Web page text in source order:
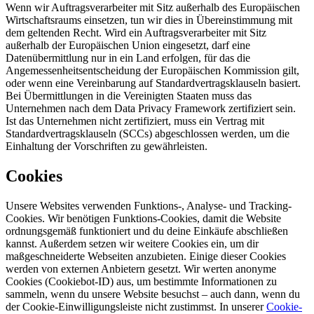
Wenn wir Auftragsverarbeiter mit Sitz außerhalb des Europäischen
Wirtschaftsraums einsetzen, tun wir dies in Übereinstimmung mit
dem geltenden Recht. Wird ein Auftragsverarbeiter mit Sitz
außerhalb der Europäischen Union eingesetzt, darf eine
Datenübermittlung nur in ein Land erfolgen, für das die
Angemessenheitsentscheidung der Europäischen Kommission gilt,
oder wenn eine Vereinbarung auf Standardvertragsklauseln basiert.
Bei Übermittlungen in die Vereinigten Staaten muss das
Unternehmen nach dem Data Privacy Framework zertifiziert sein.
Ist das Unternehmen nicht zertifiziert, muss ein Vertrag mit
Standardvertragsklauseln (SCCs) abgeschlossen werden, um die
Einhaltung der Vorschriften zu gewährleisten.
Cookies
Unsere Websites verwenden Funktions-, Analyse- und Tracking-
Cookies. Wir benötigen Funktions-Cookies, damit die Website
ordnungsgemäß funktioniert und du deine Einkäufe abschließen
kannst. Außerdem setzen wir weitere Cookies ein, um dir
maßgeschneiderte Webseiten anzubieten. Einige dieser Cookies
werden von externen Anbietern gesetzt. Wir werten anonyme
Cookies (Cookiebot-ID) aus, um bestimmte Informationen zu
sammeln, wenn du unsere Website besuchst – auch dann, wenn du
der Cookie-Einwilligungsleiste nicht zustimmst. In unsererCookie-